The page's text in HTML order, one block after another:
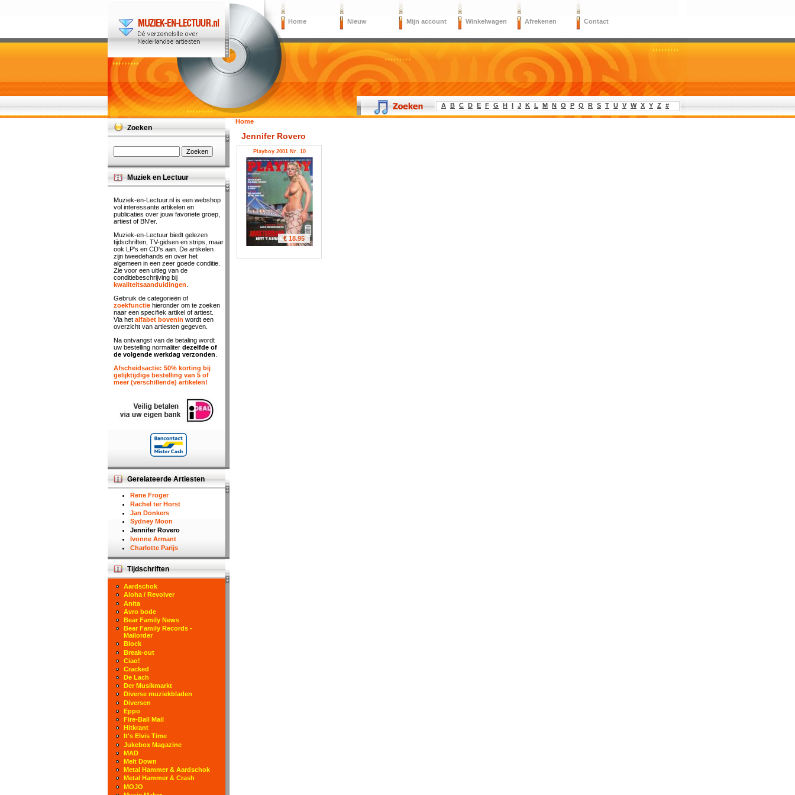
Home Nieuw Mijn account Winkelwagen Afrekenen Contact
A B C D E F G H I J K L M N O P Q R S T U V W X Y Z #
Home
Jennifer Rovero
Playboy 2001 Nr. 10
€ 18.95
Zoeken
Muziek en Lectuur
Muziek-en-Lectuur.nl is een webshop
vol interessante artikelen en
publicaties over jouw favoriete groep,
artiest of BN'er.
Muziek-en-Lectuur biedt gelezen
tijdschriften, TV-gidsen en strips, maar
ook LP's en CD's aan. De artikelen
zijn tweedehands en over het
algemeen in een zeer goede conditie.
Zie voor een uitleg van de
conditiebeschrijving bij
kwaliteitsaanduidingen
Gebruik de categorieën of
zoekfunctie hieronder om te zoeken
naar een specifiek artikel of artiest.
Via het alfabet bovenin wordt een
overzicht van artiesten gegeven.
Na ontvangst van de betaling wordt
uw bestelling normaliter dezelfde of
de volgende werkdag verzonden
Afscheidsactie: 50% korting bij
gelijktijdige bestelling van 5 of
meer (verschillende) artikelen!
Gerelateerde Artiesten
Rene Froger
Rachel ter Horst
Jan Donkers
Sydney Moon
Jennifer Rovero
Ivonne Armant
Charlotte Parijs
Tijdschriften
Aardschok
Aloha / Revolver
Anita
Avro bode
Bear Family News
Bear Family Records -
Mailorder
Block
Break-out
Ciao!
Cracked
De Lach
Der Musikmarkt
Diverse muziekbladen
Diversen
Eppo
Fire-Ball Mail
Hitkrant
It's Elvis Time
Jukebox Magazine
MAD
Melt Down
Metal Hammer & Aardschok
Metal Hammer & Crash
MOJO